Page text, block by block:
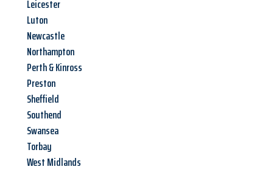
Leicester
Luton
Newcastle
Northampton
Perth & Kinross
Preston
Sheffield
Southend
Swansea
Torbay
West Midlands